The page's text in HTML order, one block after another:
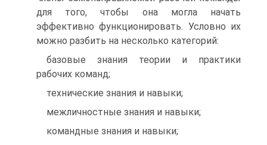
для того, чтобы она могла начать
эффективно функционировать. Условно их
можно разбить на несколько категорий:
базовые знания теории и практики
рабочих команд;
технические знания и навыки;
межличностные знания и навыки;
командные знания и навыки;